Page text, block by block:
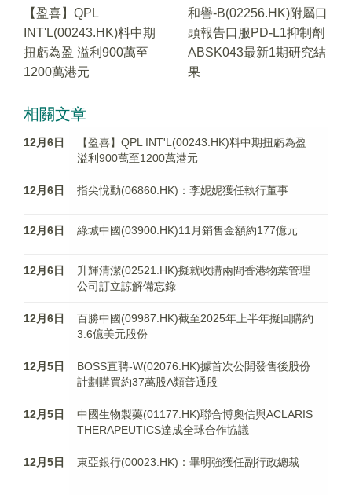
【盈喜】QPL
INT'L(00243.HK)料中期
扭虧為盈 溢利900萬至
1200萬港元
和譽-B(02256.HK)附屬口
頭報告口服PD-L1抑制劑
ABSK043最新1期研究結
果
相關文章
12月6日
【盈喜】QPL INT'L(00243.HK)料中期扭虧為盈
溢利900萬至1200萬港元
12月6日 指尖悅動(06860.HK)：李妮妮獲任執行董事
12月6日 綠城中國(03900.HK)11月銷售金額約177億元
12月6日
升輝清潔(02521.HK)擬就收購兩間香港物業管理
公司訂立諒解備忘錄
12月6日
百勝中國(09987.HK)截至2025年上半年擬回購約
3.6億美元股份
12月5日
BOSS直聘-W(02076.HK)據首次公開發售後股份
計劃購買約37萬股A類普通股
12月5日
中國生物製藥(01177.HK)聯合博奧信與ACLARIS
THERAPEUTICS達成全球合作協議
12月5日 東亞銀行(00023.HK)：畢明強獲任副行政總裁